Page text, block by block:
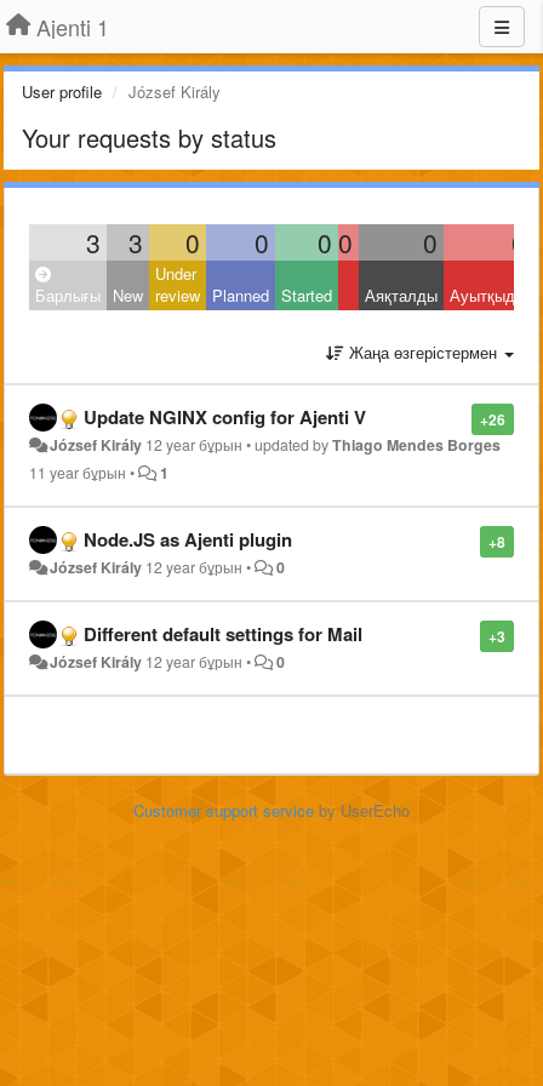
Ajenti 1
User profile József Király
Your requests by status
3 3 0 0 0 0 0 0
Барлығы New
Under
review Planned Started Аяқталды Ауытқыды
Жаңа өзгерістермен
+26
Update NGINX config for Ajenti V
József Király 12 year бұрын •updated byThiago Mendes Borges
11 year бұрын • 1
+8
Node.JS as Ajenti plugin
József Király 12 year бұрын • 0
+3
Different default settings for Mail
József Király 12 year бұрын • 0
Customer support service by UserEcho